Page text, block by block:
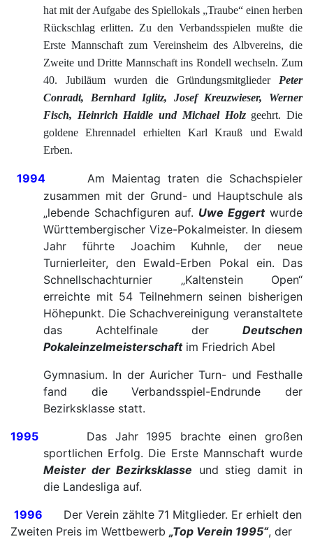
hat mit der Aufgabe des Spiellokals „Traube“ einen herben
Rückschlag erlitten. Zu den Verbandsspielen mußte die
Erste Mannschaft zum Vereinsheim des Albvereins, die
Zweite und Dritte Mannschaft ins Rondell wechseln. Zum
40. Jubiläum wurden die Gründungsmitglieder Peter
Conradt, Bernhard Iglitz, Josef Kreuzwieser, Werner
Fisch, Heinrich Haidle und Michael Holzgeehrt. Die
goldene Ehrennadel erhielten Karl Krauß und Ewald
Erben.
1994
Am Maientag traten die Schachspieler
zusammen mit der Grund- und Hauptschule als
„lebende Schachfiguren auf. Uwe Eggertwurde
Württembergischer Vize-Pokalmeister. In diesem
Jahr führte Joachim Kuhnle, der neue
Turnierleiter, den Ewald-Erben Pokal ein. Das
Schnellschachturnier „Kaltenstein Open“
erreichte mit 54 Teilnehmern seinen bisherigen
Höhepunkt. Die Schachvereinigung veranstaltete
das Achtelfinale der Deutschen
Pokaleinzelmeisterschaftim Friedrich Abel
Gymnasium. In der Auricher Turn- und Festhalle
fand die Verbandsspiel-Endrunde der
Bezirksklasse statt.
1995
Das Jahr 1995 brachte einen großen
sportlichen Erfolg. Die Erste Mannschaft wurde
Meister der Bezirksklasse und stieg damit in
die Landesliga auf.
1996
Der Verein zählte 71 Mitglieder. Er erhielt den
Zweiten Preis im Wettbewerb „Top Verein 1995“, der